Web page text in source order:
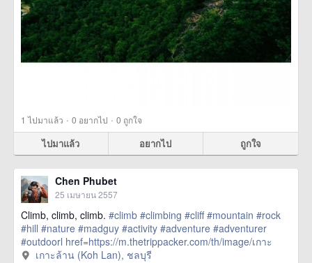
1 ไปมาแล้ว · 0 อยากไป · 0 ถูกใจ
ไปมาแล้ว อยากไป ถูกใจ
Chen Phubet
25 เมษายน 2557
Climb, climb, climb. #climb #climbing #cliff #mountain #rock
#hill #nature #madguy #activity #adventure #adventurer
#outdoorl href=https://m.thetrippacker.com/th/image/เกาะ
ล้านKohLan/93101> more
เกาะล้าน (Koh Lan), ชลบุรี